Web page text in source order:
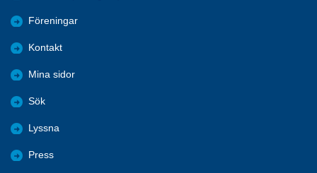
Föreningar
Kontakt
Mina sidor
Sök
Lyssna
Press